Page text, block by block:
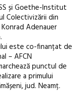
și Goethe-Institut
Colectivizării din
Adenauer
este co-finanțat de
– AFCN
punctul de
a primului
jud. Neamț.